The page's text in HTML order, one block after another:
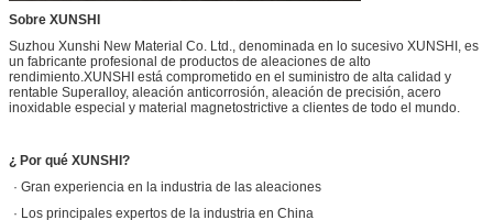
Sobre XUNSHI
Suzhou Xunshi New Material Co. Ltd., denominada en lo sucesivo XUNSHI, es
un fabricante profesional de productos de aleaciones de alto
rendimiento.XUNSHI está comprometido en el suministro de alta calidad y
rentable Superalloy, aleación anticorrosión, aleación de precisión, acero
inoxidable especial y material magnetostrictive a clientes de todo el mundo.
¿ Por qué XUNSHI?
· Gran experiencia en la industria de las aleaciones
· Los principales expertos de la industria en China